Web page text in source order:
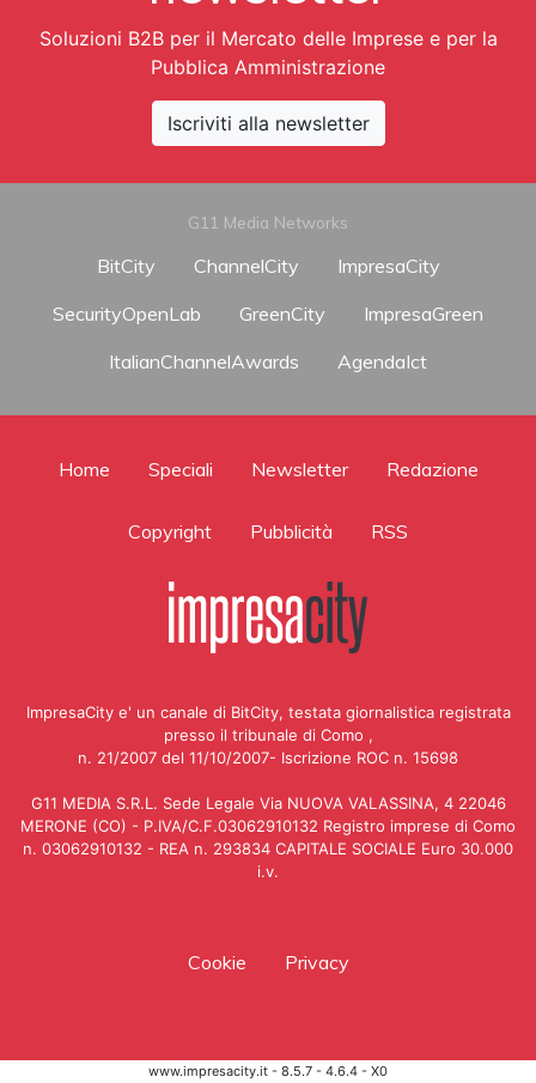
Soluzioni B2B per il Mercato delle Imprese e per la
Pubblica Amministrazione
Iscriviti alla newsletter
G11 Media Networks
BitCity ChannelCity
ImpresaCity
SecurityOpenLab
GreenCity
ImpresaGreen
ItalianChannelAwards
AgendaIct
Home Speciali Newsletter Redazione
Copyright Pubblicità RSS
ImpresaCity e' un canale di BitCity, testata giornalistica registrata
presso il tribunale di Como ,
n. 21/2007 del 11/10/2007- Iscrizione ROC n. 15698
G11 MEDIA S.R.L. Sede Legale Via NUOVA VALASSINA, 4 22046
MERONE (CO) - P.IVA/C.F.03062910132 Registro imprese di Como
n. 03062910132 - REA n. 293834 CAPITALE SOCIALE Euro 30.000
i.v.
Cookie Privacy
www.impresacity.it - 8.5.7 - 4.6.4 - X0